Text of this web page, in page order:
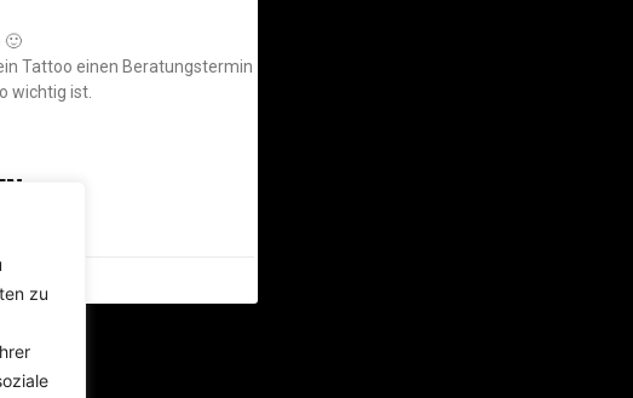
zu
🙂
Tattoo einen Beratungstermin
wichtig ist.
>>